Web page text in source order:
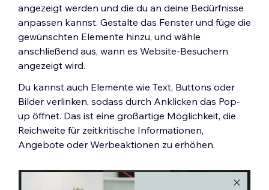
angezeigt werden und die du an deine Bedürfnisse
anpassen kannst. Gestalte das Fenster und füge die
gewünschten Elemente hinzu, und wähle
anschließend aus, wann es Website-Besuchern
angezeigt wird.
Du kannst auch Elemente wie Text, Buttons oder
Bilder verlinken, sodass durch Anklicken das Pop-
up öffnet. Das ist eine großartige Möglichkeit, die
Reichweite für zeitkritische Informationen,
Angebote oder Werbeaktionen zu erhöhen.